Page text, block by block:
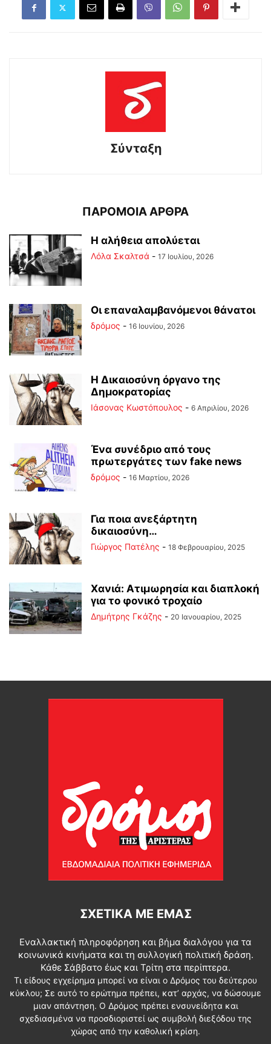
Σύνταξη
ΠΑΡΟΜΟΙΑ ΑΡΘΡΑ
Η αλήθεια απολύεται
Λόλα Σκαλτσά - 17 Ιουλίου, 2026
Οι επαναλαμβανόμενοι θάνατοι
δρόμος - 16 Ιουνίου, 2026
Η Δικαιοσύνη όργανο της
Δημοκρατορίας
Ιάσονας Κωστόπουλος - 6 Απριλίου, 2026
Ένα συνέδριο από τους
πρωτεργάτες των fake news
δρόμος - 16 Μαρτίου, 2026
Για ποια ανεξάρτητη
δικαιοσύνη…
Γιώργος Πατέλης - 18 Φεβρουαρίου, 2025
Χανιά: Ατιμωρησία και διαπλοκή
για το φονικό τροχαίο
Δημήτρης Γκάζης - 20 Ιανουαρίου, 2025
ΣΧΕΤΙΚΆ ΜΕ ΕΜΆΣ
Εναλλακτική πληροφόρηση και βήμα διαλόγου για τα
κοινωνικά κινήματα και τη συλλογική πολιτική δράση.
Κάθε Σάββατο έως και Τρίτη στα περίπτερα.
Τι είδους εγχείρημα μπορεί να είναι ο Δρόμος του δεύτερου
κύκλου; Σε αυτό το ερώτημα πρέπει, κατ’ αρχάς, να δώσουμε
μιαν απάντηση. Ο Δρόμος πρέπει ενσυνείδητα και
σχεδιασμένα να προσδιοριστεί ως συμβολή διεξόδου της
χώρας από την καθολική κρίση.